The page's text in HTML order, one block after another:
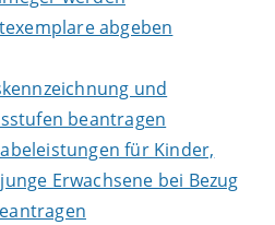
abgeben
und
beantragen
für Kinder,
Erwachsene bei Bezug